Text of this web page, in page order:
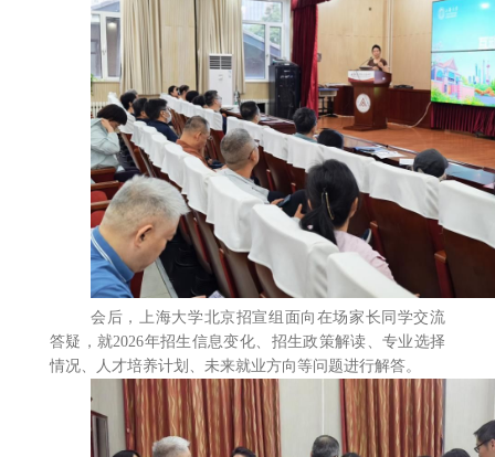
会后，上海大学北京招宣组面向在场家长同学交流
答疑，就2026年招生信息变化、招生政策解读、专业选择
情况、人才培养计划、未来就业方向等问题进行解答。